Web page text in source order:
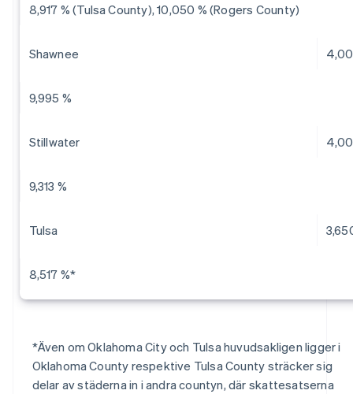
8,917 % (Tulsa County), 10,050 % (Rogers County)
Shawnee
9,995 %
Stillwater
9,313 %
Tulsa
8,517 %*
*Även om Oklahoma City och Tulsa huvudsakligen ligger i
Oklahoma County respektive Tulsa County sträcker sig
delar av städerna in i andra countyn, där skattesatserna